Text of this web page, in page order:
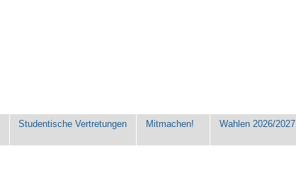
Studentische Vertretungen Mitmachen! Wahlen 2026/2027